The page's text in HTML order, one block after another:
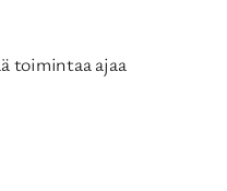
toimintaa ajaa